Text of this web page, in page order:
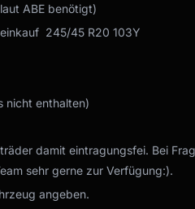
ABE benötigt)
245/45 R20 103Y
nicht enthalten)
damit eintragungsfei. Bei
sehr gerne zur Verfügung:).
angeben.